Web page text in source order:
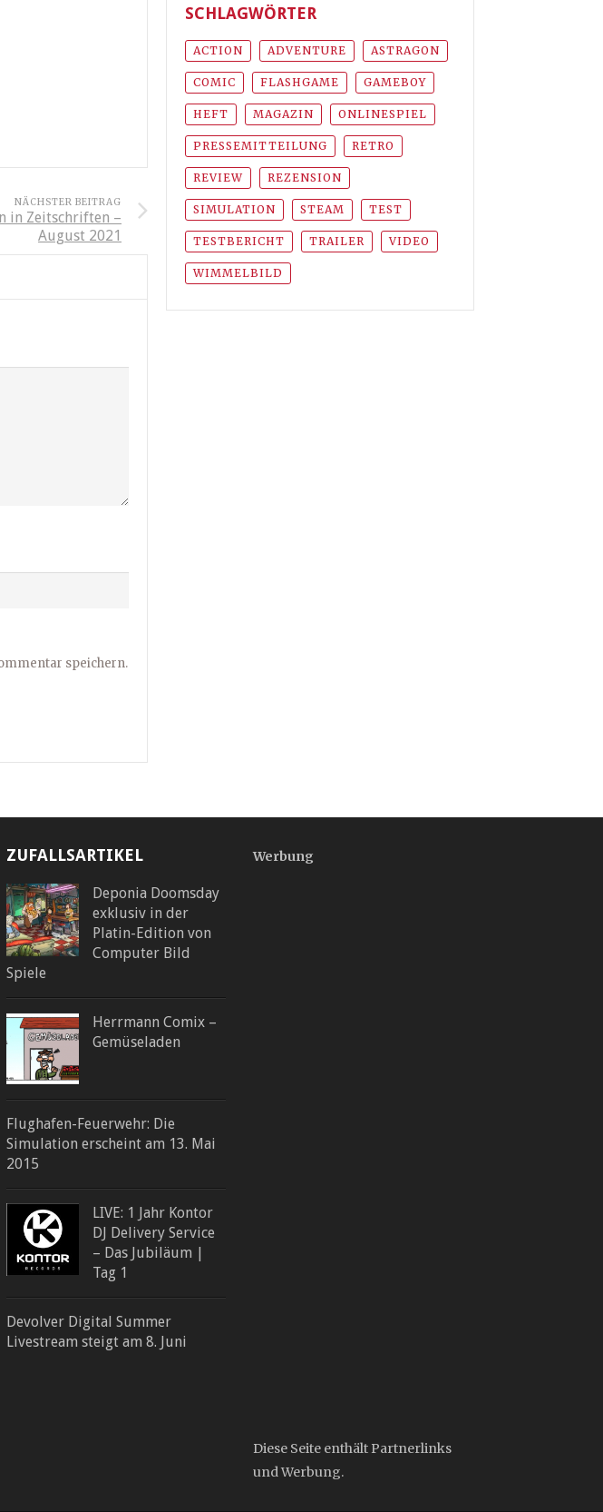
NÄCHSTER BEITRAG
in Zeitschriften –
August 2021
speichern.
SCHLAGWÖRTER
ACTION ADVENTURE ASTRAGON
COMIC FLASHGAME GAMEBOY
HEFT MAGAZIN ONLINESPIEL
PRESSEMITTEILUNG RETRO
REVIEW REZENSION
SIMULATION STEAM TEST
TESTBERICHT TRAILER VIDEO
WIMMELBILD
ZUFALLSARTIKEL
Deponia Doomsday
exklusiv in der
Platin-Edition von
Computer Bild
Spiele
Herrmann Comix –
Gemüseladen
Flughafen-Feuerwehr: Die
Simulation erscheint am 13. Mai
2015
LIVE: 1 Jahr Kontor
DJ Delivery Service
– Das Jubiläum |
Tag 1
Devolver Digital Summer
Livestream steigt am 8. Juni
Werbung
Diese Seite enthält Partnerlinks
und Werbung.